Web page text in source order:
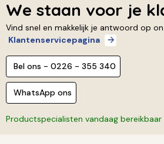
We staan voor je
Vind snel en makkelijk je antwoord op
Klantenservicepagina
Bel ons - 0226 - 355 340
WhatsApp ons
Productspecialisten vandaag